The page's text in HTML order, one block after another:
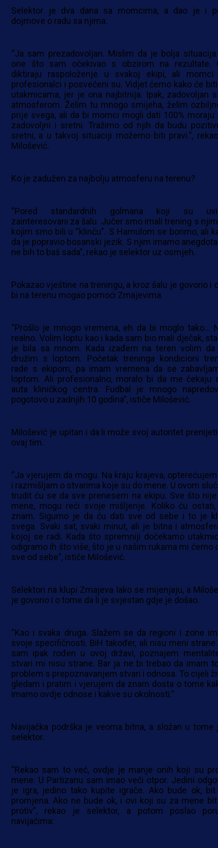
Selektor je dva dana sa momcima, a dao je i
dojmove o radu sa njima.
“Ja sam prezadovoljan. Mislim da je bolja
one što sam očekivao s obzirom na rezultate.
diktiraju raspoloženje u svakoj ekipi, ali momci
profesionalci i posvećeni su. Vidjet ćemo kako će
utakmicama, jer je ona najbitnija. Ipak, zadovoljan
atmosferom. Želim tu mnogo smijeha, želim
prije svega, ali da bi momci mogli dati 100% moraju
zadovoljni i sretni. Tražimo od njih da budu
sretni, a u takvoj situaciji možemo biti pravi.”,
Milošević.
Ko je zadužen za najbolju atmosferu na terenu?
“Pored standardnih golmana koji su
zainteresovani za šalu. Jučer smo imali trening s
kojim smo bili u “klinču”. S Hamulom se borimo, ali
da je popravio bosanski jezik. S njim imamo
ne bih to baš sada”, rekao je selektor uz osmjeh.
Pokazao vještine na treningu, a kroz šalu je govorio i
bi na terenu mogao pomoći Zmajevima.
“Prošlo je mnogo vremena, eh da bi moglo tako…
realno. Volim loptu kao i kada sam bio mali dječak,
je bila sa mnom. Kada izađem na teren volim
družim s loptom. Početak treninga kondicioni
rade s ekipom, pa imam vremena da se
loptom. Ali profesionalno, moralo bi da me čekaju
auta kliničkog centra. Fudbal je mnogo
pogotovo u zadnjih 10 godina”, ističe Milošević.
Milošević je upitan i da li može svoj autoritet
ovaj tim.
“Ja vjerujem da mogu. Na kraju krajeva,
i razmišljam o stvarima koje su do mene. U ovom
trudit ću se da sve prenesem na ekipu. Sve što
mene, mogu reći svoje mišljenje. Koliko ću
znam. Sigurno je da ću dati sve od sebe i to je
svega. Svaki sat, svaki minut, ali je bitna i
kojoj se radi. Kada što spremniji dočekamo
odigramo ih što više, što je u našim rukama mi ćemo
sve od sebe”, ističe Milošević.
Selektori na klupi Zmajeva lako se mijenjaju, a
je govorio i o tome da li je svjestan gdje je došao.
“Kao i svaka druga. Slažem se da regioni i zone
svoje specifičnosti. BiH također, ali nisu meni
sam ipak rođen u ovoj državi, poznajem
stvari mi nisu strane. Bar ja ne bi trebao da imam
problem s prepoznavanjem stvari i odnosa. To cijeli
gledam i pratim i vjerujem da znam dosta o tome
imamo ovdje odnose i kakve su okolnosti.”
Navijačka podrška je veoma bitna, a složan u tome
selektor.
“Rekao sam to već, ovdje je manje onih koji su
mene. U Partizanu sam imao veći otpor. Jedini
je igra, jedino tako kupite igrače. Ako bude ok,
promjena. Ako ne bude ok, i ovi koji su za mene
protiv”, rekao je selektor, a potom poslao
navijačima: